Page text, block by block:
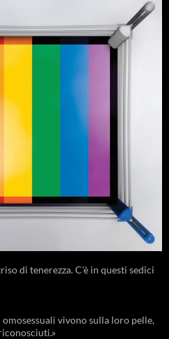
di tenerezza. C'è in questi sedici
omosessuali vivono sulla loro pelle,